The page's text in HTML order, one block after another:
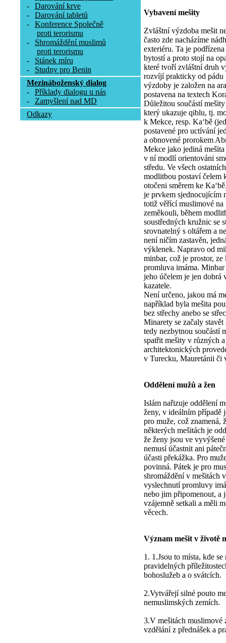
-
Darování krve
-
Darování tabletů
-
Konference Společně
proti terorismu
-
Shromáždění muslimů
proti terorismu
-
Stánek míru
-
Studny pro Benin
Mezináboženský dialog
-
Příklady dialogu u nás
-
Zamyšlení nad MD
Odkazy
Vybavení mešity
Zvláštní výzdoba mešit
často zde nacházíme
exteriéru. Ta je
bytostí a proto stojí na
které tvoří zvláštní druh
rozvíjí prakticky od pádu
výzdoby je založen na
postavena na textech
Důležitou součástí
který ukazuje qiblu, tj.
k Mekce, resp. Ka‘bě
postavené pro uctívání
a obnovené prorokem
Mekce jako jediná
v ní modlí orientováni
středu. Ve všech
modlitbou postaví čelem
otočeni směrem ke
je prvkem sjednocujícím
totiž věřící muslimové na
zeměkouli, během
soustředných kružnic se
srovnatelný s oltářem a
není ničím zastavěn,
výklenek. Napravo od
minbar, což je prostor,
promluva imáma.
jeho účelem je jen dobrá
kazatele.
Není určeno, jakou má
například byla mešita
bez střechy anebo se
Minarety se začaly
tedy nezbytnou součástí
spatřit mešity v různých
architektonických
v Turecku, Mauretánii či
Oddělení mužů a žen
Islám nařizuje oddělení
ženy, v ideálním případě
pro muže, což znamená,
některých mešitách je
že ženy jsou ve
nemusí účastnit ani
účasti překážka. Pro
povinná. Pátek je pro
shromáždění v mešitách
vyslechnutí promluvy
nebo jim připomenout, a
vzájemně setkali a měli
věcech.
Význam mešit v životě
1. 1.Jsou to místa, kde
pravidelných
bohoslužeb a o svátcích.
2.Vytvářejí silné pouto
nemuslimských zemích.
3.V mešitách muslimové
vzdělání z přednášek a